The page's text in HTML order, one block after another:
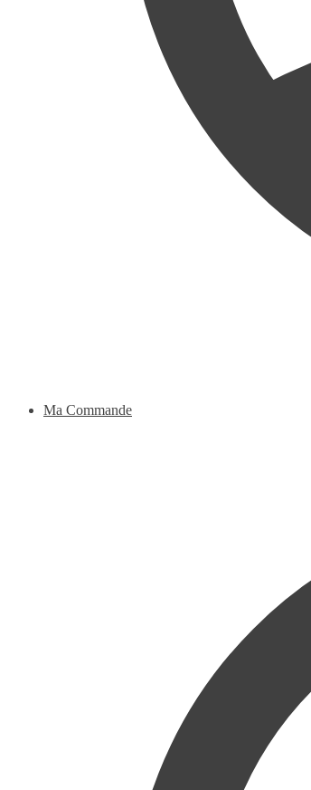
Ma Commande